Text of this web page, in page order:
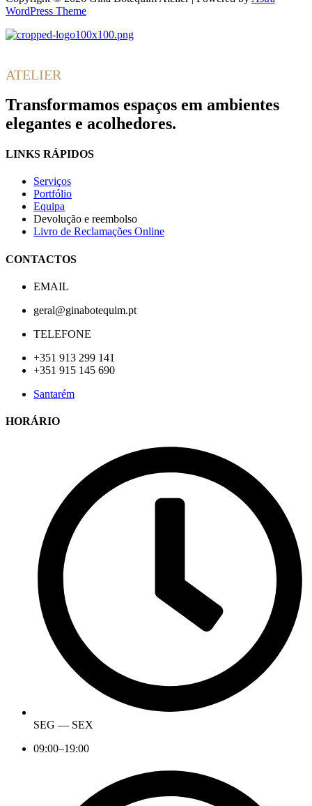
WordPress Theme
ATELIER
Transformamos espaços em ambientes
elegantes e acolhedores.
LINKS RÁPIDOS
Serviços
Portfólio
Equipa
Devolução e reembolso
Livro de Reclamações Online
CONTACTOS
EMAIL
geral@ginabotequim.pt
TELEFONE
+351 913 299 141
+351 915 145 690
Santarém
HORÁRIO
SEG — SEX
09:00–19:00